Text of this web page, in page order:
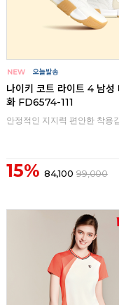
나이키 코트 라이트 4 남성
화 FD6574-111
안정적인 지지력 편안한 착용
15% 84,100 99,000